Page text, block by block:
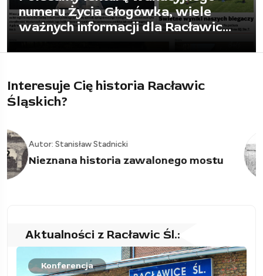
Kiedy umrzesz, ktoś będzie musiał
to wszystko posprzątać
Interesuje Cię historia Racławic
Śląskich?
03
Polskie oddziały dywersyjne w maju
Aktualności z Racławic Śl.:
Konferencja